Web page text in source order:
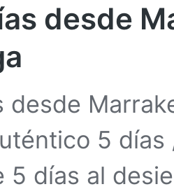
desde
desde
5
5 días al